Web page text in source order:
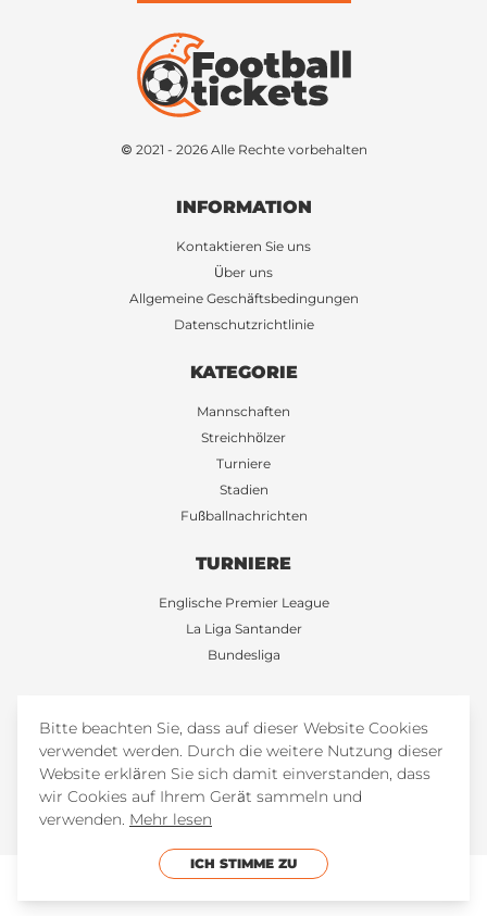
© 2021 - 2026 Alle Rechte vorbehalten
INFORMATION
Kontaktieren Sie uns
Über uns
Allgemeine Geschäftsbedingungen
Datenschutzrichtlinie
KATEGORIE
Mannschaften
Streichhölzer
Turniere
Stadien
Fußballnachrichten
TURNIERE
Englische Premier League
La Liga Santander
Bundesliga
FootballTicketsStore
FootballTicketsStore
Bitte beachten Sie, dass auf dieser Website Cookies
verwendet werden. Durch die weitere Nutzung dieser
Website erklären Sie sich damit einverstanden, dass
wir Cookies auf Ihrem Gerät sammeln und
verwenden. Mehr lesen
ICH STIMME ZU